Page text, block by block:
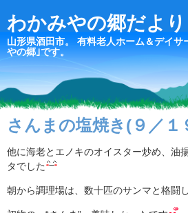
わかみやの郷だより
山形県酒田市。 有料老人ホーム＆デイサ
やの郷｣です。
さんまの塩焼き(９／１
他に海老とエノキのオイスター炒め、油
タでした
朝から調理場は、数十匹のサンマと格闘